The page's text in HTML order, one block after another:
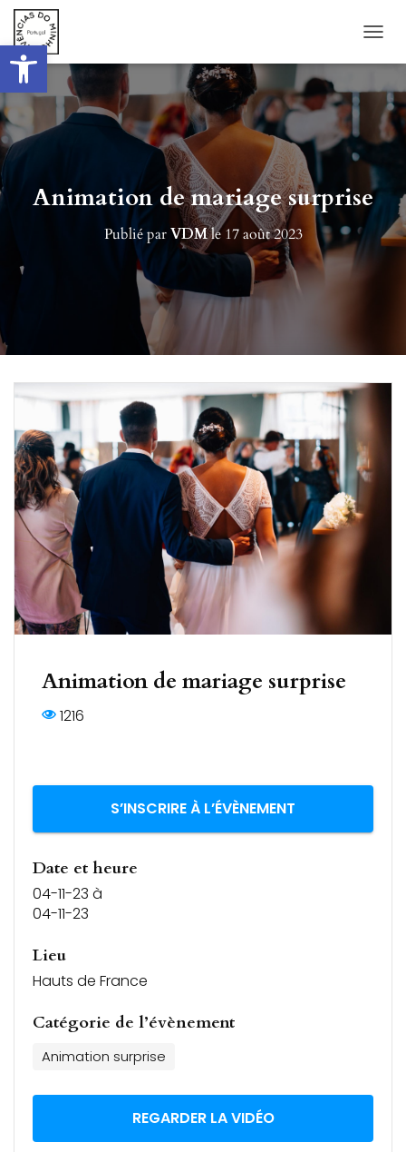
Ouvrir la barre d’outils
Animation de mariage surprise
Publié parVDMle17 août 2023
Animation de mariage surprise
1216
S’INSCRIRE À L’ÉVÈNEMENT
Date et heure
04-11-23 à
04-11-23
Lieu
Hauts de France
Catégorie de l’évènement
Animation surprise
REGARDER LA VIDÉO